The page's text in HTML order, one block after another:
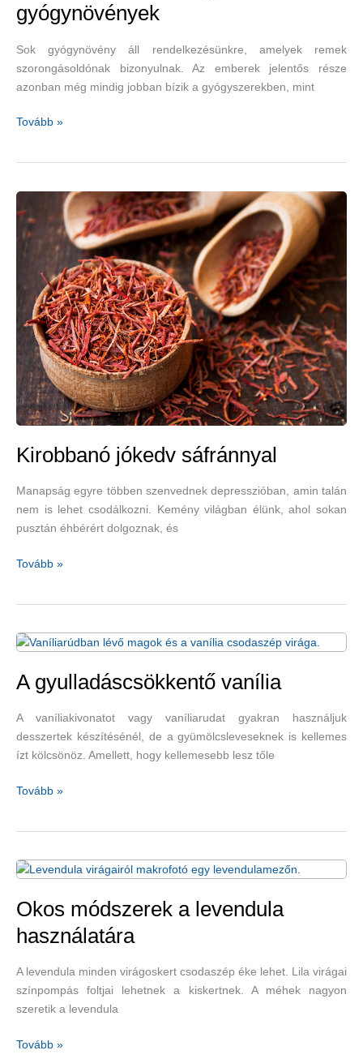
gyógynövények
Sok gyógynövény áll rendelkezésünkre, amelyek remek
szorongásoldónak bizonyulnak. Az emberek jelentős része
azonban még mindig jobban bízik a gyógyszerekben, mint
Hatékony
Tovább »
Kirobbanó jókedv sáfránnyal
Manapság egyre többen szenvednek depresszióban, amin talán
nem is lehet csodálkozni. Kemény világban élünk, ahol sokan
pusztán éhbérért dolgoznak, és
Kirobbanó
Tovább »
A gyulladáscsökkentő vanília
A vaníliakivonatot vagy vaníliarudat gyakran használjuk
desszertek készítésénél, de a gyümölcsleveseknek is kellemes
ízt kölcsönöz. Amellett, hogy kellemesebb lesz tőle
A
Tovább »
Okos módszerek a levendula
használatára
A levendula minden virágoskert csodaszép éke lehet. Lila virágai
színpompás foltjai lehetnek a kiskertnek. A méhek nagyon
szeretik a levendula
Okos
Tovább »